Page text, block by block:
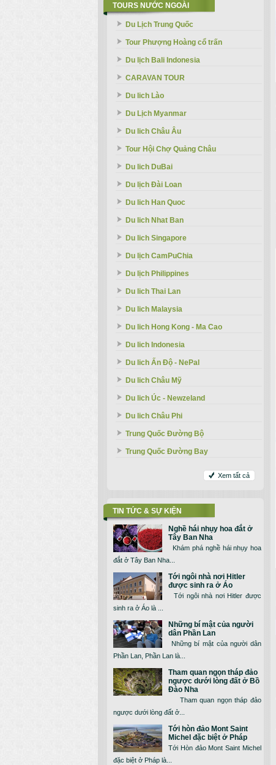
TOURS NƯỚC NGOÀI
Du Lịch Trung Quốc
Tour Phượng Hoàng cổ trấn
Du lịch Bali Indonesia
CARAVAN TOUR
Du lich Lào
Du Lịch Myanmar
Du lich Châu Âu
Tour Hội Chợ Quảng Châu
Du lich DuBai
Du lịch Đài Loan
Du lich Han Quoc
Du lich Nhat Ban
Du lich Singapore
Du lịch CamPuChia
Du lịch Philippines
Du lich Thai Lan
Du lich Malaysia
Du lich Hong Kong - Ma Cao
Du lich Indonesia
Du lich Ấn Độ - NePal
Du lich Châu Mỹ
Du lich Úc - Newzeland
Du lich Châu Phi
Trung Quốc Đường Bộ
Trung Quốc Đường Bay
Xem tất cả
TIN TỨC & SỰ KIỆN
Nghề hái nhụy hoa đắt ở
Tây Ban Nha
Khám phá nghề hái nhụy hoa
đắt ở Tây Ban Nha...
Tới ngôi nhà nơi Hitler
được sinh ra ở Áo
Tới ngôi nhà nơi Hitler được
sinh ra ở Áo là ...
Những bí mật của người
dân Phần Lan
Những bí mật của người dân
Phần Lan, Phần Lan là...
Tham quan ngọn tháp đảo
ngược dưới lòng đất ở Bồ
Đào Nha
Tham quan ngọn tháp đảo
ngược dưới lòng đất ở...
Tới hòn đảo Mont Saint
Michel đặc biệt ở Pháp
Tới Hòn đảo Mont Saint Michel
đặc biệt ở Pháp là...